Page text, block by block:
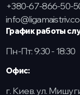
+380-67-866-50-
График работы
Пн-Пт: 9:30 - 18:30
Офис:
г. Киев. ул.